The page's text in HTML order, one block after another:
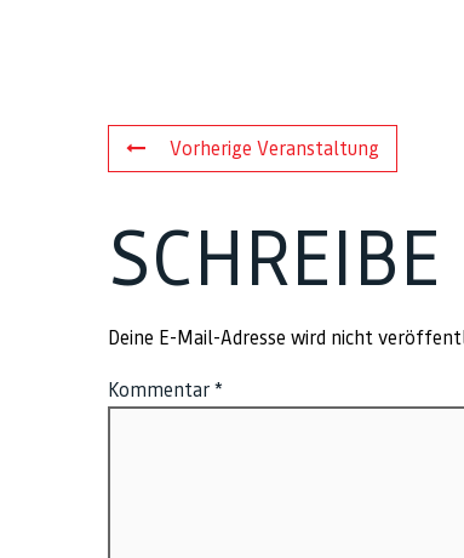
Vorherige Veranstaltung
Deine E-Mail-Adresse wird nicht
Kommentar *